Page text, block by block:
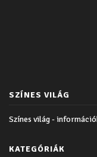
SZÍNES VILÁG
Színes világ -
KATEGÓRIÁK